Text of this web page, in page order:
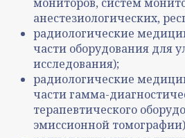
анестезиологических,
радиологические
части оборудования для
исследования);
радиологические
части гамма-
терапевтического
эмиссионной